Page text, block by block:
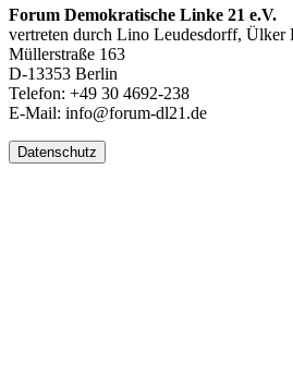
Forum Demokratische Linke 21 e.V.
vertreten durch Lino Leudesdorff,
Müllerstraße 163
D-13353 Berlin
Telefon: +49 30 4692-238
E-Mail: info@forum-dl21.de
Datenschutz